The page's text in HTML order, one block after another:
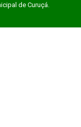
de Curuçá.